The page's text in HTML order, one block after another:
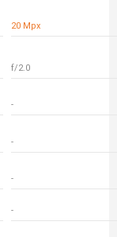
20 Mpx
f/2.0
-
-
-
-